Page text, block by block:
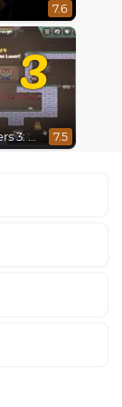
7.6
3
Money Movers 3: Guard Duty 7.5